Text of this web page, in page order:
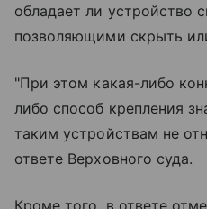
обладает ли устройство
позволяющими скрыть
"При этом какая-либо
либо способ крепления
таким устройствам не
ответе Верховного суда.
Кроме того, в ответе